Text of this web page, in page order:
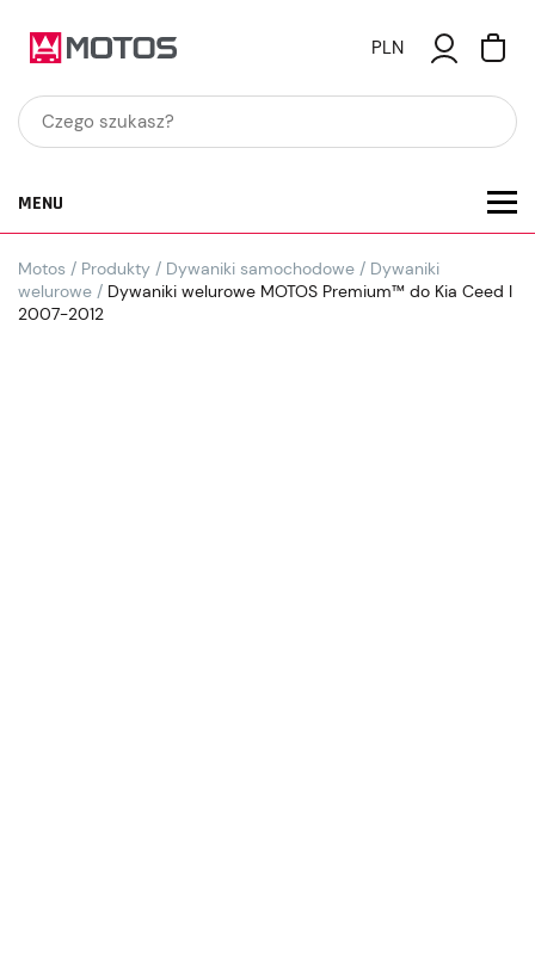
PLN
MENU
Motos / Produkty / Dywaniki samochodowe / Dywaniki
welurowe / Dywaniki welurowe MOTOS Premium™ do Kia Ceed I
2007-2012